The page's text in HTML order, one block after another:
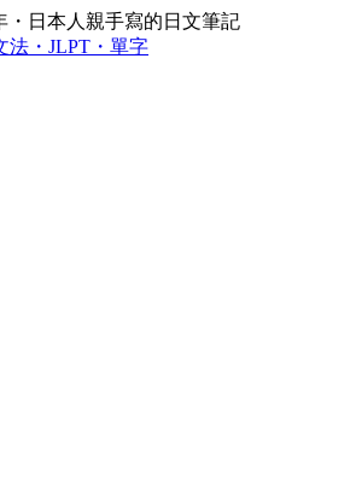
・日本人親手寫的日文筆記
法・JLPT・單字